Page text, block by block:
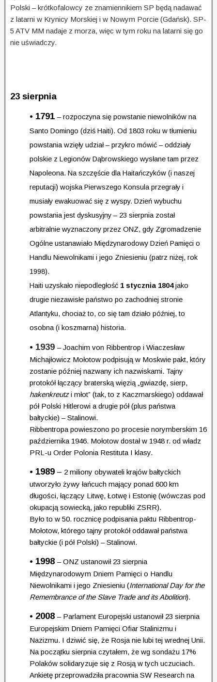
Polski – krótkofalowcy ze znamiennikiem SP będą nadawać
z latarni w Krynicy Morskiej i w Nowym Porcie (Gdańsk). SP-
5 ATV MM nadaje z morza, więc w tym roku na latarni się go
nie uświadczy.
23 sierpnia
• 1791 – rozpoczyna się powstanie niewolników na
Santo Domingo (dziś Haiti). Od 1803 roku w tłumieniu
powstania wzięły udział – przykro mówić – oddziały
polskie z Legionów Dąbrowskiego wysłane tam przez
Napoleona. Na szczęście dla Haitańczyków (i naszej
reputacji) wojska Pierwszego Konsula przegrały i
musiały ewakuować się z wyspy. Dzień wybuchu
powstania jest dyskusyjny – 23 sierpnia został
arbitralnie wyznaczony przez ONZ, gdy Zgromadzenie
Ogólne ustanawiało Międzynarodowy Dzień Pamięci o
Handlu Niewolnikami i jego Zniesieniu (patrz niżej, rok
1998).
Haiti uzyskało niepodległość 1 stycznia 1804jako
drugie niezawisłe państwo po zachodniej stronie
Atlantyku, chociaż to, co się tam działo później, to
osobna (i koszmarna) historia.
• 1939 – Joachim von Ribbentrop i Wiaczesław
Michajłowicz Mołotow podpisują w Moskwie pakt, który
zostanie później nazwany ich nazwiskami. Tajny
protokół łączący braterską więzią „gwiazdę, sierp,
hakenkreutzi młot” (tak, to z Kaczmarskiego) oddawał
pół Polski Hitlerowi a drugie pół (plus państwa
bałtyckie) – Stalinowi.
Ribbentropa powieszono po procesie norymberskim 16
października 1946. Mołotow dostał w 1948 r. od władz
PRL-u Order Polonia Restituta I klasy.
• 1989 – 2 miliony obywateli krajów bałtyckich
utworzyło żywy łańcuch mający ponad 600 km
długości, łączący Litwę, Łotwę i Estonię (wówczas pod
okupacją sowiecką, jako republiki ZSRR).
Było to w 50. rocznicę podpisania paktu Ribbentrop-
Mołotow, którego tajny protokół oddawał państwa
bałtyckie (i pół Polski) – Stalinowi.
• 1998 – ONZ ustanowił 23 sierpnia
Międzynarodowym Dniem Pamięci o Handlu
Niewolnikami i jego Zniesieniu (International Day for the
Remembrance of the Slave Trade and its Abolition).
• 2008 – Parlament Europejski ustanowił 23 sierpnia
Europejskim Dniem Pamięci Ofiar Stalinizmu i
Nazizmu. I dziwić się, że Rosja nie lubi tej wrednej Unii.
Na początku sierpnia czytałem, że wg sondażu 17%
Polaków solidaryzuje się z Rosją w tych uczuciach.
Ankietę przeprowadziła pracownia SW Research na